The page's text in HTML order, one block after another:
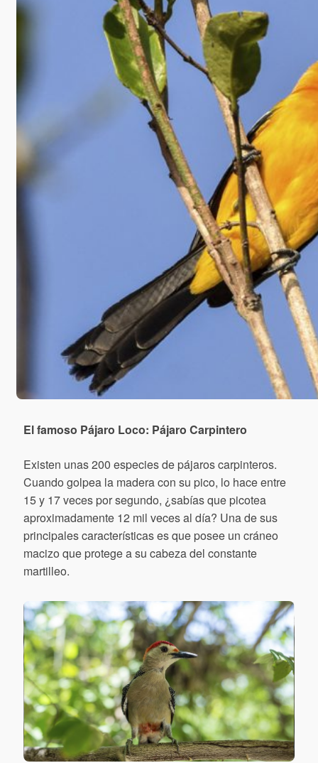
El famoso Pájaro Loco: Pájaro Carpintero
Existen unas 200 especies de pájaros carpinteros.
Cuando golpea la madera con su pico, lo hace entre
15 y 17 veces por segundo, ¿sabías que picotea
aproximadamente 12 mil veces al día? Una de sus
principales características es que posee un cráneo
macizo que protege a su cabeza del constante
martilleo.